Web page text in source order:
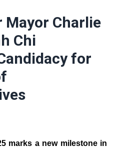
Charlie
Chi
for
marks a new milestone in